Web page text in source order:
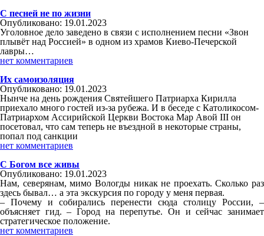
С песней не по жизни
Опубликовано: 19.01.2023
Уголовное дело заведено в связи с исполнением песни «Звон
плывёт над Россией» в одном из храмов Киево-Печерской
лавры…
нет комментариев
Их самоизоляция
Опубликовано: 19.01.2023
Нынче на день рождения Святейшего Патриарха Кирилла
приехало много гостей из-за рубежа. И в беседе с Католикосом-
Патриархом Ассирийской Церкви Востока Мар Авой III он
посетовал, что сам теперь не въездной в некоторые страны,
попал под санкции
нет комментариев
С Богом все живы
Опубликовано: 19.01.2023
Нам, северянам, мимо Вологды никак не проехать. Сколько раз
здесь бывал… а эта экскурсия по городу у меня первая.
– Почему и собирались перенести сюда столицу России, –
объясняет гид. – Город на перепутье. Он и сейчас занимает
стратегическое положение.
нет комментариев